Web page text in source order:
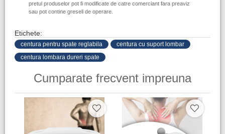
pretul produselor pot fi modificate de catre comerciant fara preaviz
sau pot contine greseli de operare.
Etichete:
centura pentru spate reglabila
centura cu suport lombar
centura lombara dureri spate
Cumparate frecvent impreuna